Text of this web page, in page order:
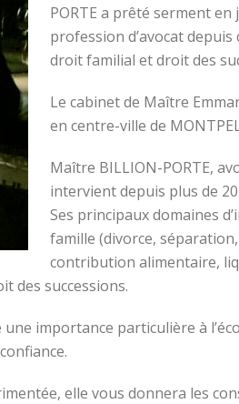
PORTE a prêté serment en
profession d’avocat
droit familial et droit des
Le cabinet de Maître
en centre-ville de
Maître BILLION-PORTE,
intervient depuis plus de
Ses principaux domaines
famille (divorce,
contribution alimentaire,
des successions.
importance particulière à
elle vous donnera les